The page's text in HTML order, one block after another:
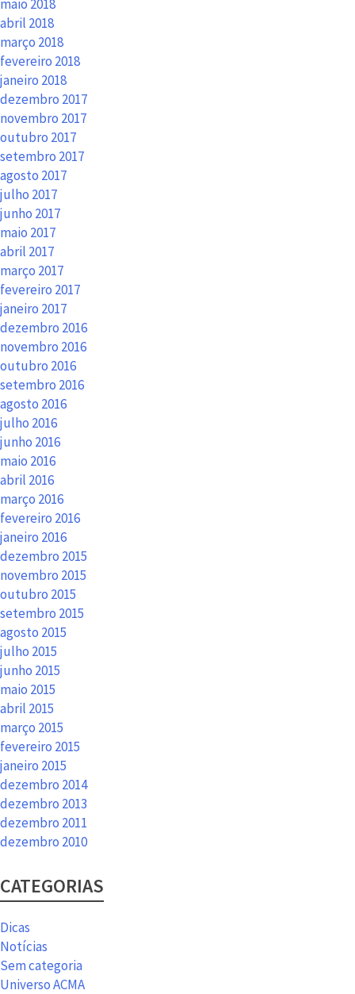
maio 2018
abril 2018
março 2018
fevereiro 2018
janeiro 2018
dezembro 2017
novembro 2017
outubro 2017
setembro 2017
agosto 2017
julho 2017
junho 2017
maio 2017
abril 2017
março 2017
fevereiro 2017
janeiro 2017
dezembro 2016
novembro 2016
outubro 2016
setembro 2016
agosto 2016
julho 2016
junho 2016
maio 2016
abril 2016
março 2016
fevereiro 2016
janeiro 2016
dezembro 2015
novembro 2015
outubro 2015
setembro 2015
agosto 2015
julho 2015
junho 2015
maio 2015
abril 2015
março 2015
fevereiro 2015
janeiro 2015
dezembro 2014
dezembro 2013
dezembro 2011
dezembro 2010
CATEGORIAS
Dicas
Notícias
Sem categoria
Universo ACMA